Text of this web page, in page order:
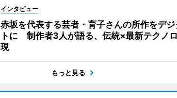
インタビュー
赤坂を代表する芸者・育子さんの所作をデ
トに 制作者3人が語る、伝統×最新テクノ
現
もっと見る